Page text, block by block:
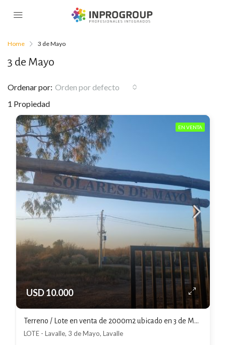
Home 3 de Mayo
3 de Mayo
1 Propiedad
Ordenar por: Orden por defecto
EN VENTA
USD 10.000
Terreno / Lote en venta de 2000m2 ubicado en 3 de Mayo
LOTE - Lavalle, 3 de Mayo, Lavalle